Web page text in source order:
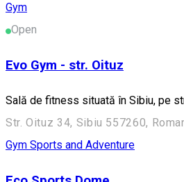
Gym
Open
Evo Gym - str. Oituz
Sală de fitness situată în Sibiu, pe
Str. Oituz 34, Sibiu 557260,
Gym Sports and Adventure